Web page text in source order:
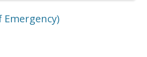
Emergency)